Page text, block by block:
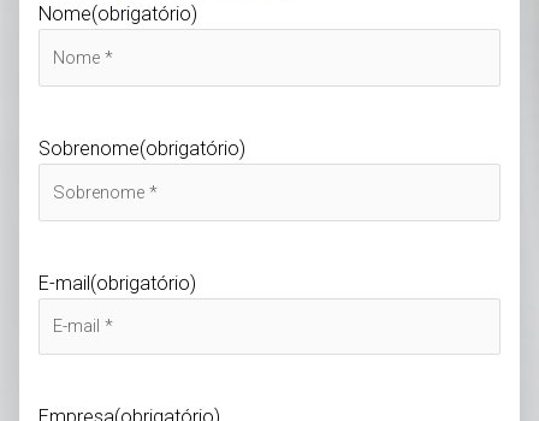
Nome(obrigatório)
Sobrenome(obrigatório)
E-mail(obrigatório)